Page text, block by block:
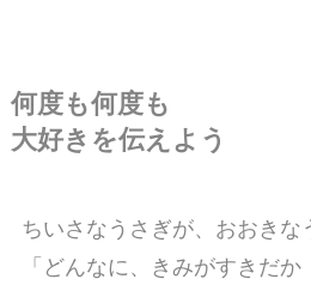
何度も何度も
大好きを伝えよう
ちいさなうさぎが、おおきな
「どんなに、きみがすきだ